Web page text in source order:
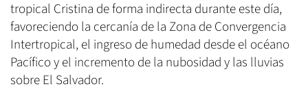
tropical Cristina de forma indirecta durante este día,
favoreciendo la cercanía de la Zona de Convergencia
Intertropical, el ingreso de humedad desde el océano
Pacífico y el incremento de la nubosidad y las lluvias
sobre El Salvador.